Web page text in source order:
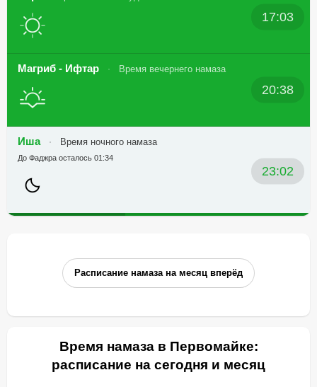
17:03
Магриб - Ифтар Время вечернего намаза
20:38
Иша Время ночного намаза
23:02
До Фаджра осталось 01:34
Расписание намаза на месяц вперёд
Время намаза в Первомайке:
расписание на сегодня и месяц